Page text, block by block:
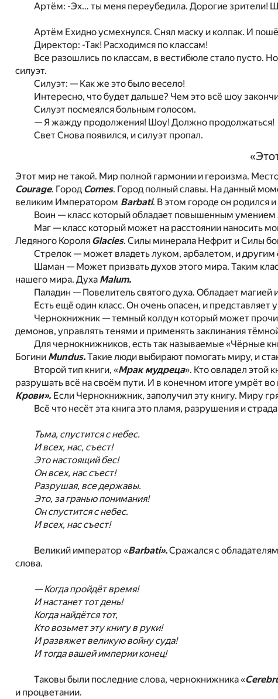
Артём: -Эх… ты меня переубедила. Дорогие зрители!
Артём Ехидно усмехнулся. Снял маску и колпак. И
Директор: -Так! Расходимся по классам!
Все разошлись по классам, в вестибюле стало пусто.
силуэт.
Силуэт: — Как же это было весело!
Интересно, что будет дальше? Чем это всё шоу
Силуэт посмеялся больным голосом.
— Я жажду продолжения! Шоу! Должно продолжаться!
Свет Снова появился, и силуэт пропал.
Этот мир не такой. Мир полной гармонии и героизма.
Courage. ГородComes. Город полный славы. На данный
великим Императором Barbati. В этом городе он родился
Воин — класс который обладает повышенным умением
Маг — класс который может на расстоянии наносить
Ледяного Короля Glacies. Силы минерала Нефрит и Силы
Стрелок — может владеть луком, арбалетом, и
Шаман — Может призвать духов этого мира. Таким
нашего мира. Духа Malum.
Паладин — Повелитель святого духа. Обладает
Есть ещё один класс. Он очень опасен, и представляет
Чернокнижник — темный колдун который может
демонов, управлять тенями и применять заклинания
Для чернокнижников, есть так называемые «Чёрные
Богини Mundus.Такие люди выбирают помогать миру, и
Второй тип книги, «Мрак мудреца». Кто овладел этой
разрушать всё на своём пути. И в конечном итоге умрёт
Крови». Если Чернокнижник, заполучил эту книгу. Миру
Всё что несёт эта книга это пламя, разрушения и
Тьма, спустится с небес.
И всех, нас, съест!
Это настоящий бес!
Он всех, нас съест!
Разрушая, все державы.
Это, за гранью понимания!
Он спустится с небес.
И всех, нас съест!
Великий император «Barbati».Сражался с
слова.
— Когда пройдёт время!
И настанет тот день!
Когда найдётся тот,
Кто возьмет эту книгу в руки!
И развяжет великую войну суда!
И тогда вашей империи конец!
Таковы были последние слова, чернокнижника «
и процветании.